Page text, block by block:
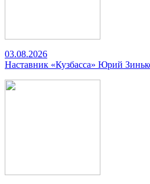
03.08.2026
Наставник «Кузбасса» Юрий